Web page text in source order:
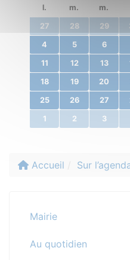
l.
m. m.
27 28 29
4 5 6
11 12 13
18 19 20
25 26 27
1 2 3
Accueil Sur
Mairie
Au quotidien